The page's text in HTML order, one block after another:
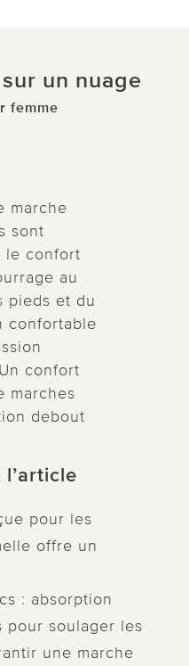
un nuage
femme
marche
sont
le confort
au
pieds et du
confortable
confort
marches
debout
pour les
offre un
: absorption
pour soulager les
une marche